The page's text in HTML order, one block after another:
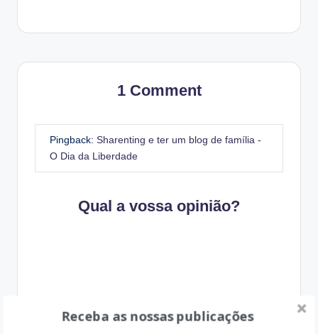
1 Comment
Pingback: Sharenting e ter um blog de família -
O Dia da Liberdade
Qual a vossa opinião?
Receba as nossas publicações